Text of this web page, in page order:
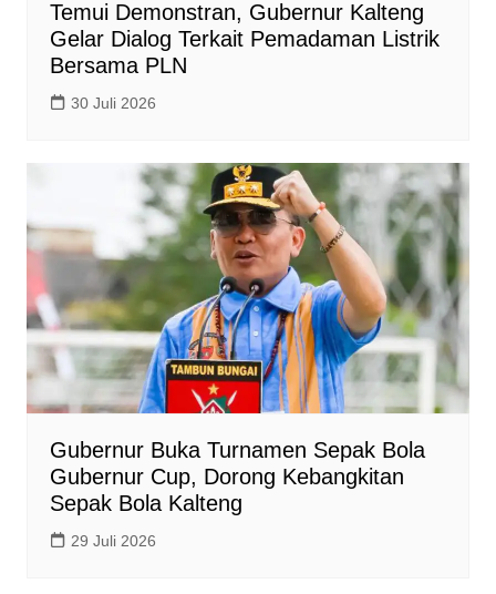
Temui Demonstran, Gubernur Kalteng
Gelar Dialog Terkait Pemadaman Listrik
Bersama PLN
30 Juli 2026
Gubernur Buka Turnamen Sepak Bola
Gubernur Cup, Dorong Kebangkitan
Sepak Bola Kalteng
29 Juli 2026